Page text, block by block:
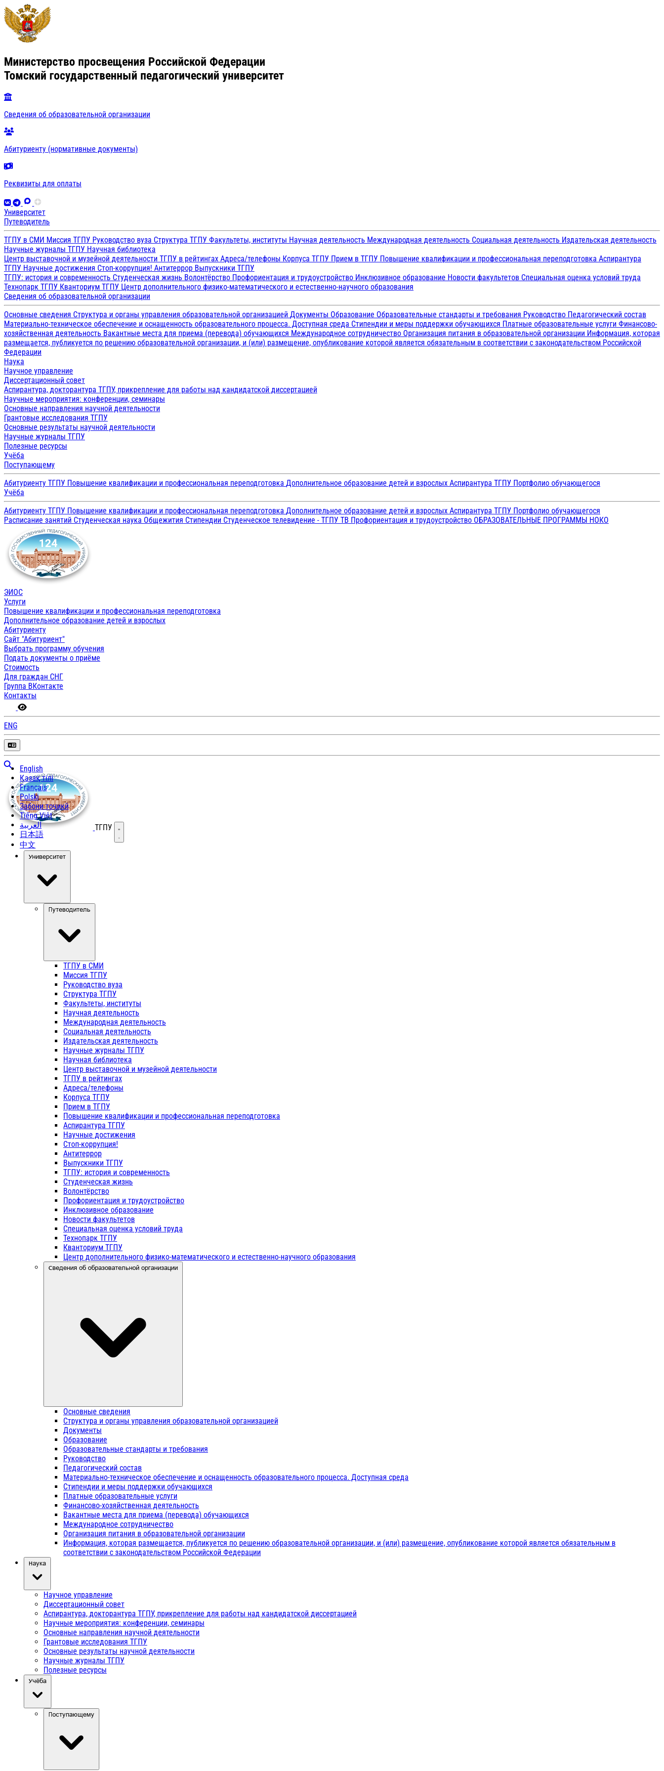
Министерство просвещения Российской Федерации
Томский государственный педагогический университет
Сведения об образовательной организации
Абитуриенту (нормативные документы)
Реквизиты для оплаты
Университет
Путеводитель
ТГПУ в СМИ Миссия ТГПУ Руководство вуза Структура ТГПУ Факультеты, институты Научная деятельность Международная деятельность Социальная деятельность Издательская деятельность
Научные журналы ТГПУ Научная библиотека
Центр выставочной и музейной деятельности ТГПУ в рейтингах Адреса/телефоны Корпуса ТГПУ Прием в ТГПУ Повышение квалификации и профессиональная переподготовка Аспирантура
ТГПУ Научные достижения Стоп-коррупция! Антитеррор Выпускники ТГПУ
ТГПУ: история и современность Студенческая жизнь Волонтёрство Профориентация и трудоустройство Инклюзивное образование Новости факультетов Специальная оценка условий труда
Технопарк ТГПУ Кванториум ТГПУ Центр дополнительного физико-математического и естественно-научного образования
Сведения об образовательной организации
Основные сведения Структура и органы управления образовательной организацией Документы Образование Образовательные стандарты и требования Руководство Педагогический состав
Материально-техническое обеспечение и оснащенность образовательного процесса. Доступная среда Стипендии и меры поддержки обучающихся Платные образовательные услуги Финансово-
хозяйственная деятельность Вакантные места для приема (перевода) обучающихся Международное сотрудничество Организация питания в образовательной организации Информация, которая
размещается, публикуется по решению образовательной организации, и (или) размещение, опубликование которой является обязательным в соответствии с законодательством Российской
Федерации
Наука
Научное управление
Диссертационный совет
Аспирантура, докторантура ТГПУ, прикрепление для работы над кандидатской диссертацией
Научные мероприятия: конференции, семинары
Основные направления научной деятельности
Грантовые исследования ТГПУ
Основные результаты научной деятельности
Научные журналы ТГПУ
Полезные ресурсы
Учёба
Поступающему
Абитуриенту ТГПУ Повышение квалификации и профессиональная переподготовка Дополнительное образование детей и взрослых Аспирантура ТГПУ Портфолио обучающегося
Учёба
Абитуриенту ТГПУ Повышение квалификации и профессиональная переподготовка Дополнительное образование детей и взрослых Аспирантура ТГПУ Портфолио обучающегося
Расписание занятий Студенческая наука Общежития Стипендии Студенческое телевидение - ТГПУ ТВ Профориентация и трудоустройство ОБРАЗОВАТЕЛЬНЫЕ ПРОГРАММЫ НОКО
ЭИОС
Услуги
Повышение квалификации и профессиональная переподготовка
Дополнительное образование детей и взрослых
Абитуриенту
Сайт "Абитуриент"
Выбрать программу обучения
Подать документы о приёме
Стоимость
Для граждан СНГ
Группа ВКонтакте
Контакты
ENG
English
Қазақ тілі
Français
Polski
Забони тоҷикӣ
Tiếng Việt
العربية
日本語
中文
ТГПУ Открыть меню
Университет
Путеводитель
ТГПУ в СМИ
Миссия ТГПУ
Руководство вуза
Структура ТГПУ
Факультеты, институты
Научная деятельность
Международная деятельность
Социальная деятельность
Издательская деятельность
Научные журналы ТГПУ
Научная библиотека
Центр выставочной и музейной деятельности
ТГПУ в рейтингах
Адреса/телефоны
Корпуса ТГПУ
Прием в ТГПУ
Повышение квалификации и профессиональная переподготовка
Аспирантура ТГПУ
Научные достижения
Стоп-коррупция!
Антитеррор
Выпускники ТГПУ
ТГПУ: история и современность
Студенческая жизнь
Волонтёрство
Профориентация и трудоустройство
Инклюзивное образование
Новости факультетов
Специальная оценка условий труда
Технопарк ТГПУ
Кванториум ТГПУ
Центр дополнительного физико-математического и естественно-научного образования
Сведения об образовательной организации
Основные сведения
Структура и органы управления образовательной организацией
Документы
Образование
Образовательные стандарты и требования
Руководство
Педагогический состав
Материально-техническое обеспечение и оснащенность образовательного процесса. Доступная среда
Стипендии и меры поддержки обучающихся
Платные образовательные услуги
Финансово-хозяйственная деятельность
Вакантные места для приема (перевода) обучающихся
Международное сотрудничество
Организация питания в образовательной организации
Информация, которая размещается, публикуется по решению образовательной организации, и (или) размещение, опубликование которой является обязательным в
соответствии с законодательством Российской Федерации
Наука
Научное управление
Диссертационный совет
Аспирантура, докторантура ТГПУ, прикрепление для работы над кандидатской диссертацией
Научные мероприятия: конференции, семинары
Основные направления научной деятельности
Грантовые исследования ТГПУ
Основные результаты научной деятельности
Научные журналы ТГПУ
Полезные ресурсы
Учёба
Поступающему